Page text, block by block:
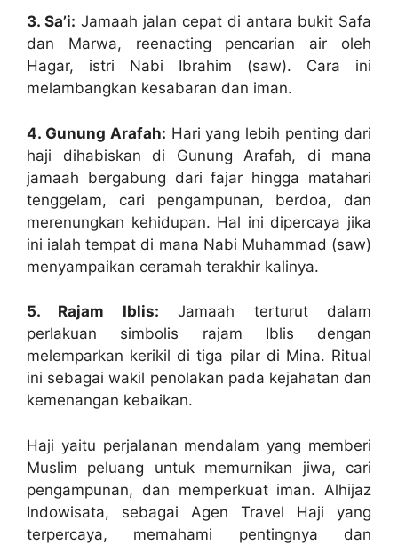
3. Sa’i: Jamaah jalan cepat di antara bukit Safa
dan Marwa, reenacting pencarian air oleh
Hagar, istri Nabi Ibrahim (saw). Cara ini
melambangkan kesabaran dan iman.
4. Gunung Arafah: Hari yang lebih penting dari
haji dihabiskan di Gunung Arafah, di mana
jamaah bergabung dari fajar hingga matahari
tenggelam, cari pengampunan, berdoa, dan
merenungkan kehidupan. Hal ini dipercaya jika
ini ialah tempat di mana Nabi Muhammad (saw)
menyampaikan ceramah terakhir kalinya.
5. Rajam Iblis: Jamaah terturut dalam
perlakuan simbolis rajam Iblis dengan
melemparkan kerikil di tiga pilar di Mina. Ritual
ini sebagai wakil penolakan pada kejahatan dan
kemenangan kebaikan.
Haji yaitu perjalanan mendalam yang memberi
Muslim peluang untuk memurnikan jiwa, cari
pengampunan, dan memperkuat iman. Alhijaz
Indowisata, sebagai Agen Travel Haji yang
terpercaya, memahami pentingnya dan